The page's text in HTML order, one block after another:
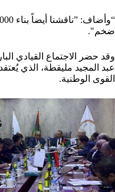
ضخم".
وقد حضر الاجتماع القيادي
عبد المجيد مليقطة، الذي
القوى الوطنية.